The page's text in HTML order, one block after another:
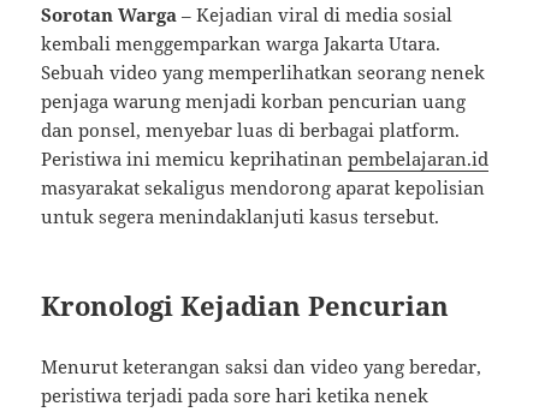
Sorotan Warga – Kejadian viral di media sosial
kembali menggemparkan warga Jakarta Utara.
Sebuah video yang memperlihatkan seorang nenek
penjaga warung menjadi korban pencurian uang
dan ponsel, menyebar luas di berbagai platform.
Peristiwa ini memicu keprihatinanpembelajaran.id
masyarakat sekaligus mendorong aparat kepolisian
untuk segera menindaklanjuti kasus tersebut.
Kronologi Kejadian Pencurian
Menurut keterangan saksi dan video yang beredar,
peristiwa terjadi pada sore hari ketika nenek